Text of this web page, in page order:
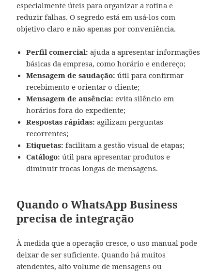
especialmente úteis para organizar a rotina e
reduzir falhas. O segredo está em usá-los com
objetivo claro e não apenas por conveniência.
Perfil comercial: ajuda a apresentar informações
básicas da empresa, como horário e endereço;
Mensagem de saudação: útil para confirmar
recebimento e orientar o cliente;
Mensagem de ausência: evita silêncio em
horários fora do expediente;
Respostas rápidas: agilizam perguntas
recorrentes;
Etiquetas: facilitam a gestão visual de etapas;
Catálogo: útil para apresentar produtos e
diminuir trocas longas de mensagens.
Quando o WhatsApp Business
precisa de integração
À medida que a operação cresce, o uso manual pode
deixar de ser suficiente. Quando há muitos
atendentes, alto volume de mensagens ou